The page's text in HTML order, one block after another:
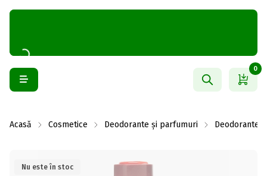
0
Acasă Cosmetice Deodorante și parfumuri Deodorante
Nu este în stoc